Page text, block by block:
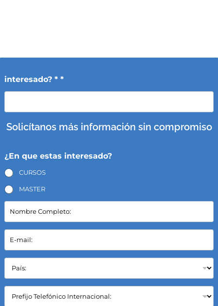
interesado? * *
Solicítanos más información sin compromiso
¿En que estas interesado?
CURSOS
MASTER
N
m
b
e
C
m
p
E
m
a
l
*
P
í
s
C